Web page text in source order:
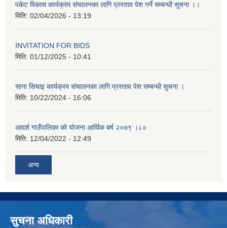
पकेट विकास कार्यक्रम संचालनका लागि प्रस्ताव पेश गर्ने सम्बन्धी सूचना ।।
मिति: 02/04/2026 - 13:19
INVITATION FOR BIDS
मिति: 01/12/2025 - 10:41
साना सिचाइ कार्यक्रम संचालनका लागि प्रस्ताव पेश सम्बन्धी सुचना ।
मिति: 10/22/2024 - 16:06
आदर्श गाउँपालिका काे याेजना आर्थिक बर्ष २०७९ ।८०
मिति: 12/04/2022 - 12:49
अन्य
सुचना अधिकारी